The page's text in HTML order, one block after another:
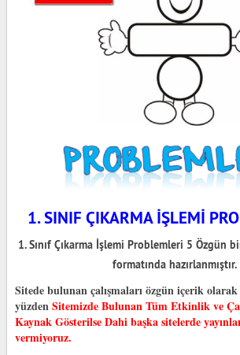
1. SINIF ÇIKARMA İŞLEMİ
1. Sınıf Çıkarma İşlemi Problemleri 5 Özgün
formatında hazırlanmıştır.
Sitede bulunan çalışmaları özgün içerik olarak
yüzdenSitemizde Bulunan Tüm Etkinlik ve
Kaynak Gösterilse Dahi başka sitelerde
vermiyoruz.